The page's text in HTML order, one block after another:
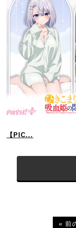
【PIC...
« 前